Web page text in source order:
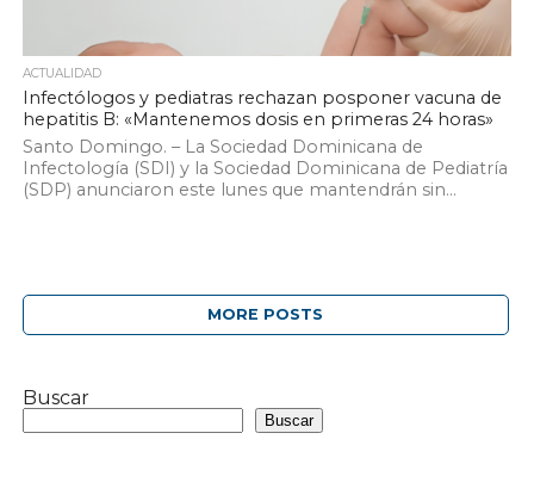
ACTUALIDAD
Infectólogos y pediatras rechazan posponer vacuna de
hepatitis B: «Mantenemos dosis en primeras 24 horas»
Santo Domingo. – La Sociedad Dominicana de
Infectología (SDI) y la Sociedad Dominicana de Pediatría
(SDP) anunciaron este lunes que mantendrán sin...
MORE POSTS
Buscar
Buscar